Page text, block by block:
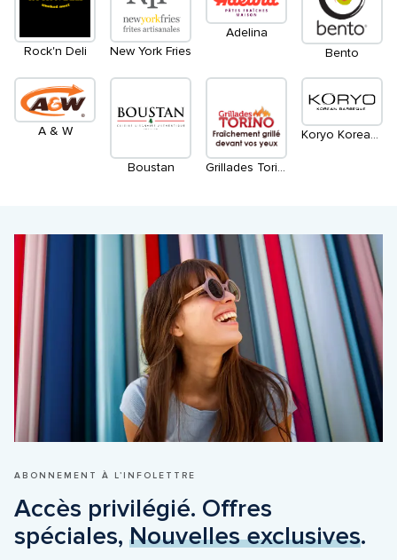
Rock'n Deli New York Fries
Adelina
Bento
A & W
Boustan Grillades Torino
ABONNEMENT À L’INFOLETTRE
Accès privilégié. Offres
spéciales, Nouvelles exclusives.